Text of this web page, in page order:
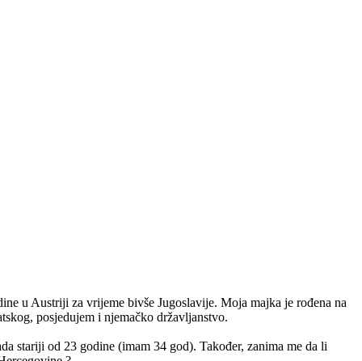
u Austriji za vrijeme bivše Jugoslavije. Moja majka je rođena na
posjedujem i njemačko državljanstvo.
stariji od 23 godine (imam 34 god). Također, zanima me da li